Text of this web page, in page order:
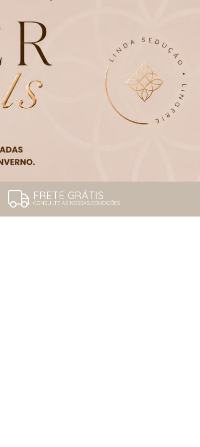
FRETE GRÁTIS
CONSULTE AS NOSSAS CONDIÇÕES